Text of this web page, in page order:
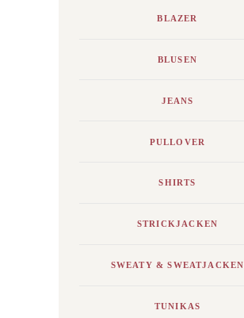
BLAZER
BLUSEN
JEANS
PULLOVER
SHIRTS
STRICKJACKEN
SWEATY & SWEATJACKEN
TUNIKAS